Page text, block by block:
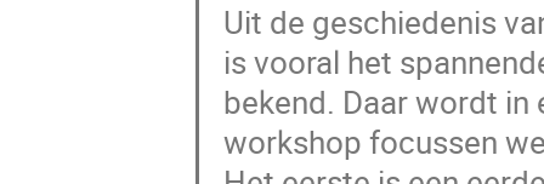
Uit de geschiedenis
is vooral het
bekend. Daar wordt in
workshop focussen